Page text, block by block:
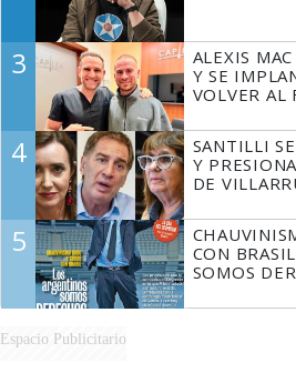
3
ALEXIS
Y SE
VOLVER AL
4
SANTILLI
Y
DE
5
CON
SOMOS
Espacio Publicitario